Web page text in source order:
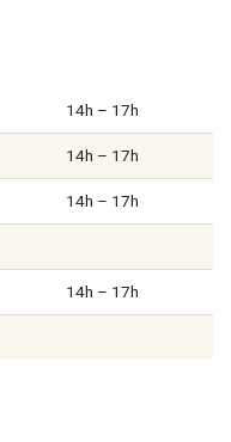
14h – 17h
14h – 17h
14h – 17h
14h – 17h